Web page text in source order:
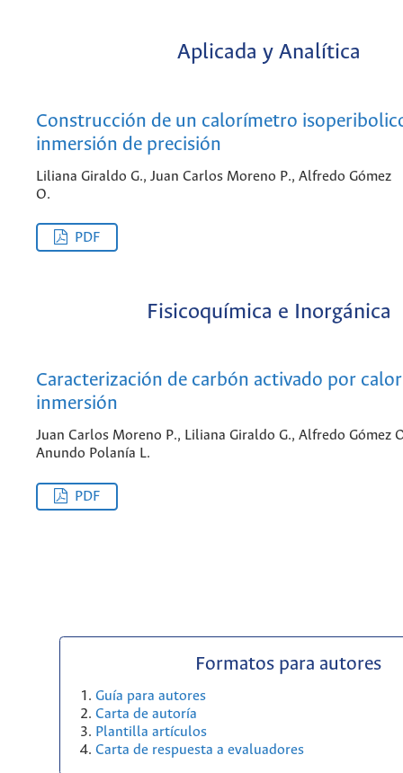
Aplicada y Analítica
Construcción de un calorímetro
inmersión de precisión
Liliana Giraldo G., Juan Carlos Moreno P., Alfredo Gómez
O.
PDF
Fisicoquímica e Inorgánica
Caracterización de carbón activado por
inmersión
Juan Carlos Moreno P., Liliana Giraldo G., Alfredo Gómez
Anundo Polanía L.
PDF
Formatos para autores
Guía para autores
Carta de autoría
Plantilla artículos
Carta de respuesta a evaluadores